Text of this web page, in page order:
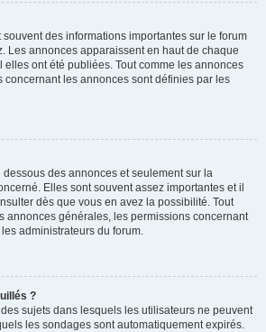
des informations importantes sur le forum
Les annonces apparaissent en haut de chaque
ont été publiées. Tout comme les annonces
concernant les annonces sont définies par les
des annonces et seulement sur la
Elles sont souvent assez importantes et il
dès que vous en avez la possibilité. Tout
annonces générales, les permissions concernant
administrateurs du forum.
?
sujets dans lesquels les utilisateurs ne peuvent
les sondages sont automatiquement expirés.